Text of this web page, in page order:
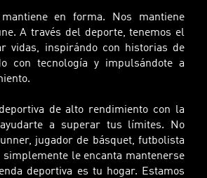
en forma. Nos mantiene
A través del deporte, tenemos el
vidas, inspirándo con historias de
con tecnología y impulsándote a
de alto rendimiento con la
a superar tus límites. No
jugador de básquet, futbolista
simplemente le encanta mantenerse
deportiva es tu hogar. Estamos